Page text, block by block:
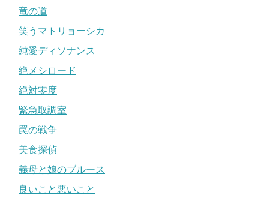
竜の道
笑うマトリョーシカ
純愛ディソナンス
絶メシロード
絶対零度
緊急取調室
罠の戦争
美食探偵
義母と娘のブルース
良いこと悪いこと